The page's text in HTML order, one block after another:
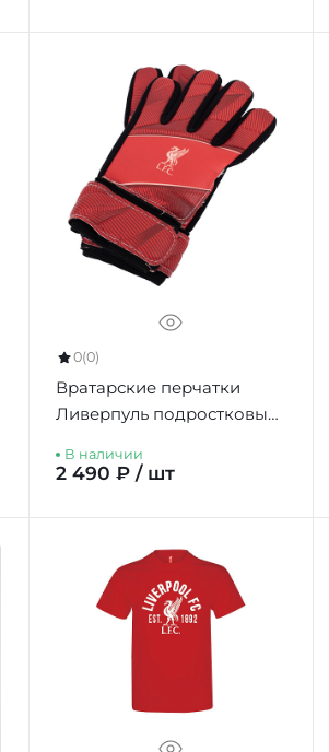
0(0)
Вратарские перчатки
Ливерпуль подростковые
Yths, 10-12 лет
В наличии
2 490 ₽ / шт